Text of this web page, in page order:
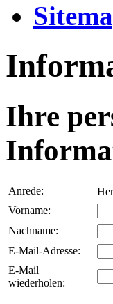
Ihre
Anrede:
Vorname:
Nachname:
E-Mail-Adresse:
E-Mail
wiederholen: